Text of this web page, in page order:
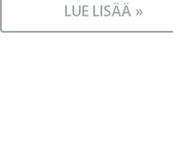
LUE LISÄÄ »